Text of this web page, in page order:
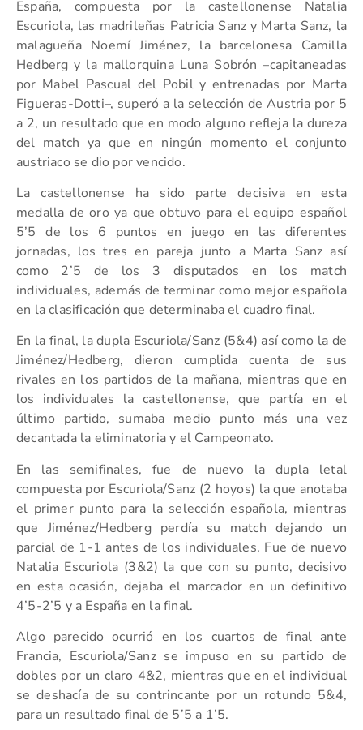
España, compuesta por la castellonense Natalia
Escuriola, las madrileñas Patricia Sanz y Marta Sanz, la
malagueña Noemí Jiménez, la barcelonesa Camilla
Hedberg y la mallorquina Luna Sobrón –capitaneadas
por Mabel Pascual del Pobil y entrenadas por Marta
Figueras-Dotti–, superó a la selección de Austria por 5
a 2, un resultado que en modo alguno refleja la dureza
del match ya que en ningún momento el conjunto
austriaco se dio por vencido.
La castellonense ha sido parte decisiva en esta
medalla de oro ya que obtuvo para el equipo español
5’5 de los 6 puntos en juego en las diferentes
jornadas, los tres en pareja junto a Marta Sanz así
como 2’5 de los 3 disputados en los match
individuales, además de terminar como mejor española
en la clasificación que determinaba el cuadro final.
En la final, la dupla Escuriola/Sanz (5&4) así como la de
Jiménez/Hedberg, dieron cumplida cuenta de sus
rivales en los partidos de la mañana, mientras que en
los individuales la castellonense, que partía en el
último partido, sumaba medio punto más una vez
decantada la eliminatoria y el Campeonato.
En las semifinales, fue de nuevo la dupla letal
compuesta por Escuriola/Sanz (2 hoyos) la que anotaba
el primer punto para la selección española, mientras
que Jiménez/Hedberg perdía su match dejando un
parcial de 1-1 antes de los individuales. Fue de nuevo
Natalia Escuriola (3&2) la que con su punto, decisivo
en esta ocasión, dejaba el marcador en un definitivo
4’5-2’5 y a España en la final.
Algo parecido ocurrió en los cuartos de final ante
Francia, Escuriola/Sanz se impuso en su partido de
dobles por un claro 4&2, mientras que en el individual
se deshacía de su contrincante por un rotundo 5&4,
para un resultado final de 5’5 a 1’5.